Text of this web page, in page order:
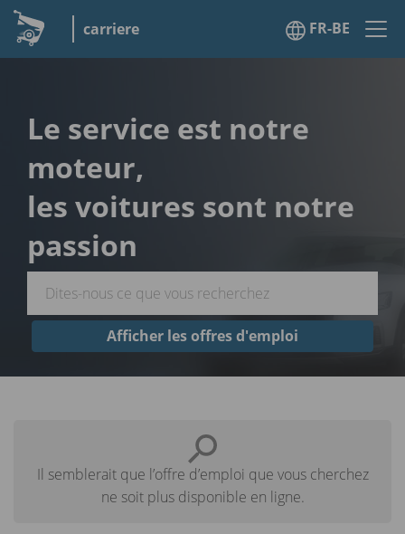
carriere FR-BE
Le service est notre
moteur,
les voitures sont notre
passion
Afficher les offres d'emploi
Il semblerait que l’offre d’emploi que vous cherchez
ne soit plus disponible en ligne.